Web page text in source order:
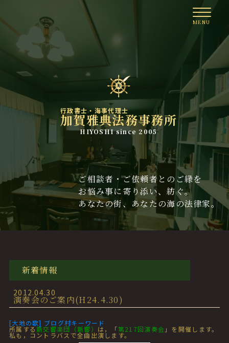
行政書士・海事代理士
加賀雅典法務事務所
HIYOSHI since 2005
ご相談者・ご依頼者とのご縁を
お悩み事に寄り添い、紡ぐ。
あなたの街、あなたの海の法律家。
新着情報
2012.04.30
演奏会のご案内(H24.4.30)
[大地の歌] ブログ村キーワード
所属する新交響楽団（新響） は，「第217回演奏会 」を開催します。
私も，コントラバスで全曲出演します。